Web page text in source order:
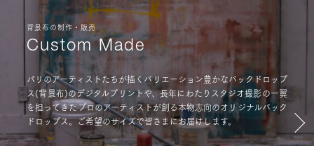
背景布の制作・販売
Custom Made
パリのアーティストたちが描くバリエーション豊かなバックドロップ
ス(背景布)のデジタルプリントや、長年にわたりスタジオ撮影の一翼
を担ってきたプロのアーティストが創る本物志向のオリジナルバック
ドロップス。ご希望のサイズで皆さまにお届けします。